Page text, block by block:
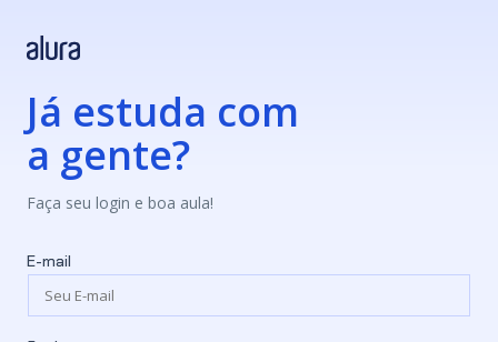
Já estuda com
a gente?
Faça seu login e boa aula!
E-mail